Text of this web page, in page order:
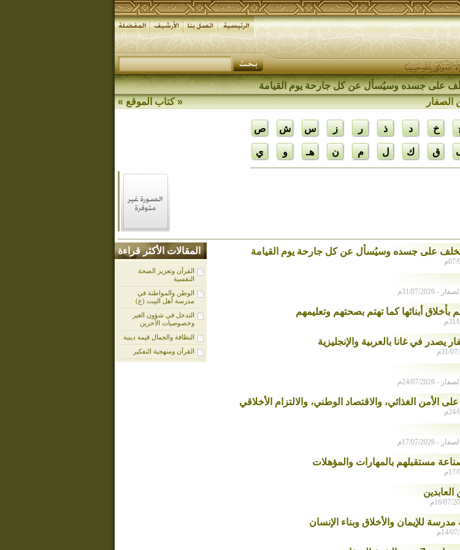
على جسده وسيُسأل عن كل جارحة يوم القيامة
«كتاب الموقع»
خ د ذ ر ز س ش ص
ق ك ل م ن هـ و ي
المقالات الأكثر قراءة
القرآن وتعزيز الصحة
النفسية
الوطن والمواطنة في
مدرسة أهل البيت (ع)
التدخل في شؤون الغير
وخصوصيات الآخرين
النظافة والجمال قيمة دينية
القرآن ومنهجية التفكير
على جسده وسيُسأل عن كل جارحة يوم القيامة
2026م
أبنائها كما تهتم بصحتهم وتعليمهم
يصدر في غانا بالعربية والإنجليزية
2026م
الأمن الغذائي، والاقتصاد الوطني، والالتزام الأخلاقي
2026م
مستقبلهم بالمهارات والمؤهلات
للإيمان والأخلاق وبناء الإنسان